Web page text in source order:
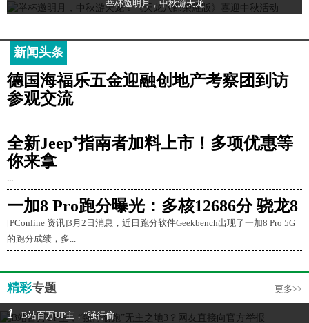
举杯邀明月，中秋游天龙
新闻头条
德国海福乐五金迎融创地产考察团到访
参观交流
...
全新Jeep⁺指南者加料上市！多项优惠等
你来拿
...
一加8 Pro跑分曝光：多核12686分 骁龙8
[PConline 资讯]3月2日消息，近日跑分软件Geekbench出现了一加8 Pro 5G
的跑分成绩，多...
精彩专题 更多>>
1 B站百万UP主，“强行偷